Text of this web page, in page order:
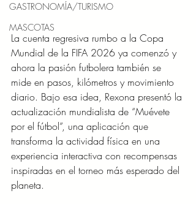
GASTRONOMÍA/TURISMO
MASCOTAS
La cuenta regresiva rumbo a la Copa
Mundial de la FIFA 2026 ya comenzó y
ahora la pasión futbolera también se
mide en pasos, kilómetros y movimiento
diario. Bajo esa idea, Rexona presentó la
actualización mundialista de “Muévete
por el fútbol”, una aplicación que
transforma la actividad física en una
experiencia interactiva con recompensas
inspiradas en el torneo más esperado del
planeta.